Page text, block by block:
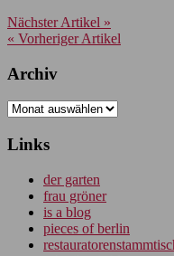
Nächster Artikel »
« Vorheriger Artikel
Archiv
Archiv
Links
der garten
frau gröner
is a blog
pieces of berlin